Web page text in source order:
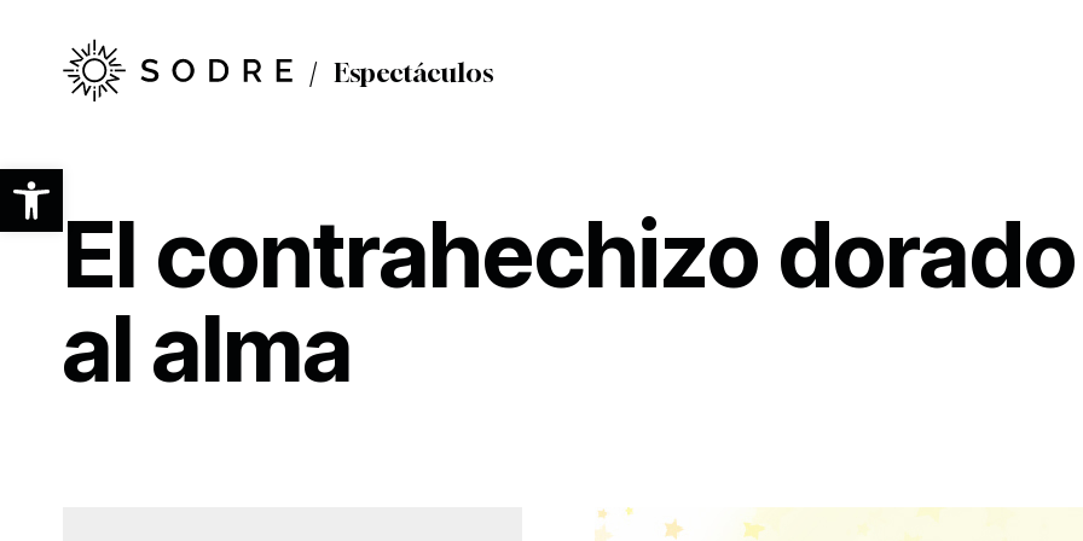
Abrir barra de herramientas
contenido
principal
Espectáculos
El contrahechizo
al alma